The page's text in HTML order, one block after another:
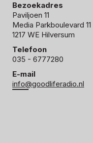
Bezoekadres
Paviljoen 11
Media Parkboulevard 11
1217 WE Hilversum
Telefoon
035 - 6777280
E-mail
info@goodliferadio.nl